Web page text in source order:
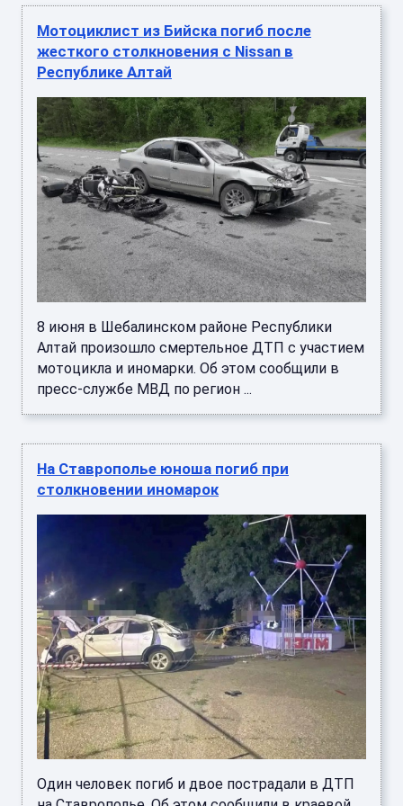
Мотоциклист из Бийска погиб после
жесткого столкновения с Nissan в
Республике Алтай
8 июня в Шебалинском районе Республики
Алтай произошло смертельное ДТП с участием
мотоцикла и иномарки. Об этом сообщили в
пресс-службе МВД по регион ...
На Ставрополье юноша погиб при
столкновении иномарок
Один человек погиб и двое пострадали в ДТП